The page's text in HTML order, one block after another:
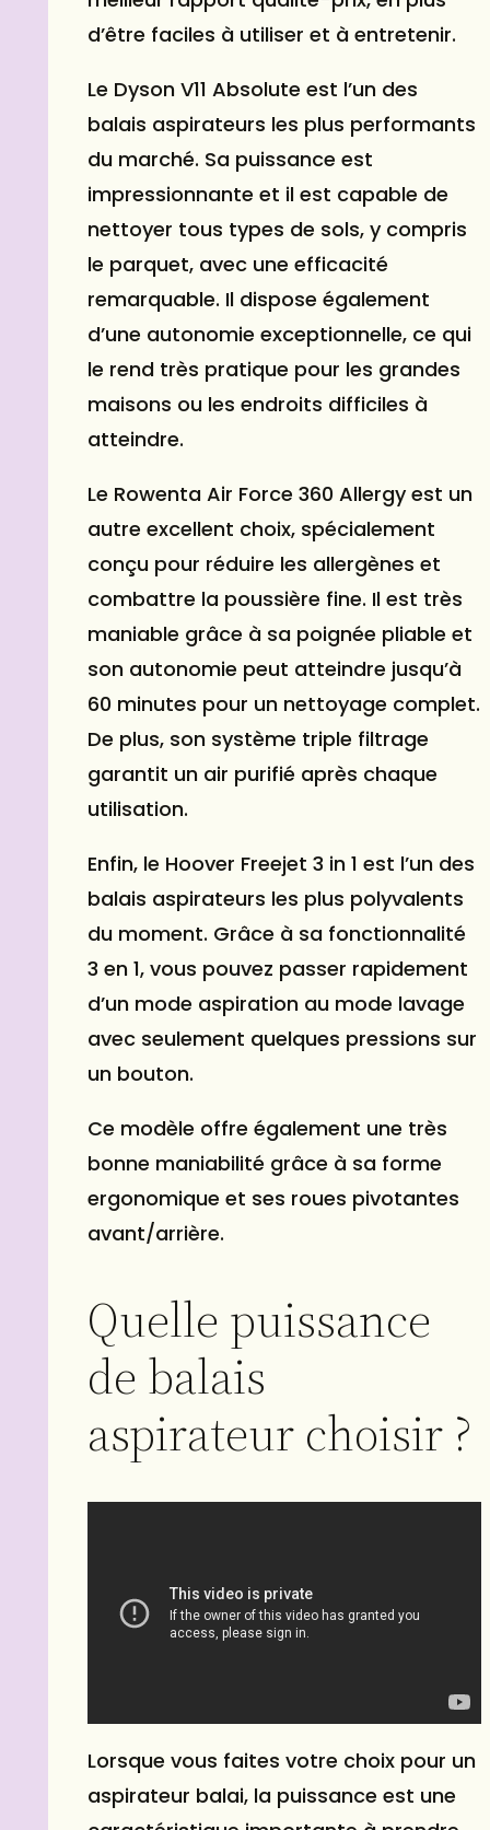
d’être faciles à utiliser et à entretenir.
Le Dyson V11 Absolute est l’un des
balais aspirateurs les plus performants
du marché. Sa puissance est
impressionnante et il est capable de
nettoyer tous types de sols, y compris
le parquet, avec une efficacité
remarquable. Il dispose également
d’une autonomie exceptionnelle, ce qui
le rend très pratique pour les grandes
maisons ou les endroits difficiles à
atteindre.
Le Rowenta Air Force 360 Allergy est un
autre excellent choix, spécialement
conçu pour réduire les allergènes et
combattre la poussière fine. Il est très
maniable grâce à sa poignée pliable et
son autonomie peut atteindre jusqu’à
60 minutes pour un nettoyage complet.
De plus, son système triple filtrage
garantit un air purifié après chaque
utilisation.
Enfin, le Hoover Freejet 3 in 1 est l’un des
balais aspirateurs les plus polyvalents
du moment. Grâce à sa fonctionnalité
3 en 1, vous pouvez passer rapidement
d’un mode aspiration au mode lavage
avec seulement quelques pressions sur
un bouton.
Ce modèle offre également une très
bonne maniabilité grâce à sa forme
ergonomique et ses roues pivotantes
avant/arrière.
Quelle puissance
de balais
aspirateur choisir ?
Lorsque vous faites votre choix pour un
aspirateur balai, la puissance est une